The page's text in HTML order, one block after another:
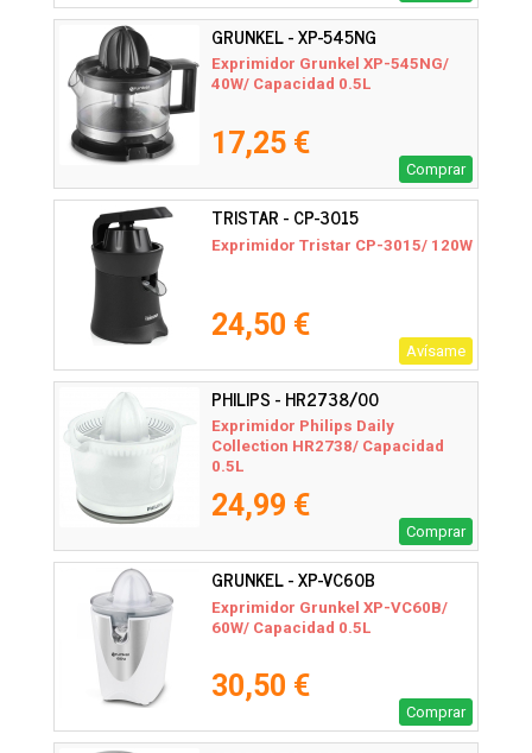
GRUNKEL - XP-545NG
Exprimidor Grunkel XP-545NG/
40W/ Capacidad 0.5L
17,25 €
Comprar
TRISTAR - CP-3015
Exprimidor Tristar CP-3015/ 120W
24,50 €
Avísame
PHILIPS - HR2738/00
Exprimidor Philips Daily
Collection HR2738/ Capacidad
0.5L
24,99 €
Comprar
GRUNKEL - XP-VC60B
Exprimidor Grunkel XP-VC60B/
60W/ Capacidad 0.5L
30,50 €
Comprar